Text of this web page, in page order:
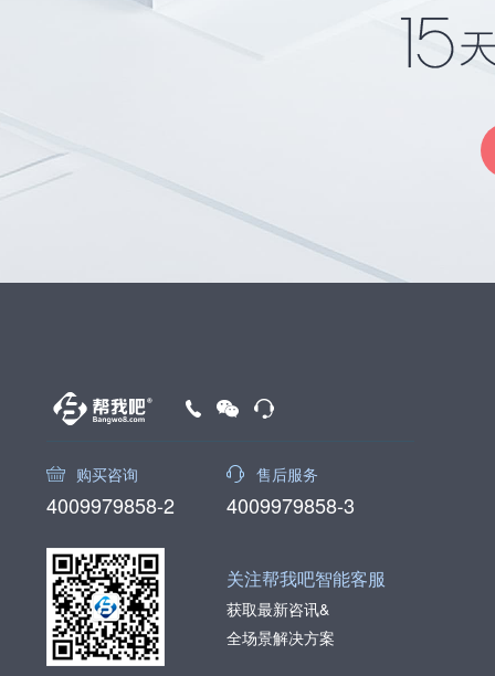
购买咨询
4009979858-2
售后服务
4009979858-3
关注帮我吧智能客服
获取最新咨讯&
全场景解决方案